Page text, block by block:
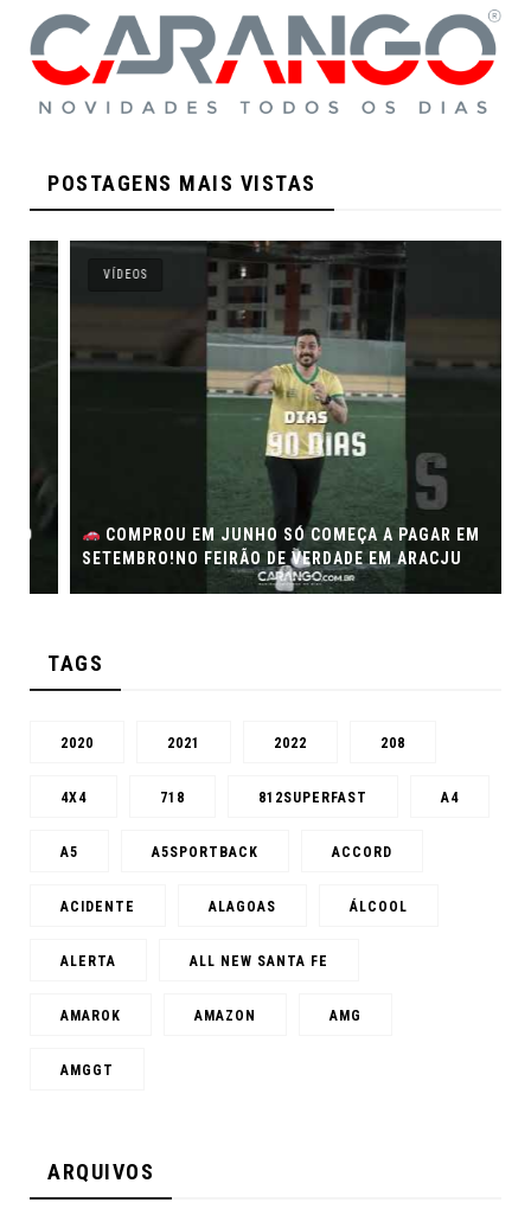
POSTAGENS MAIS VISTAS
VÍDEOS
COMPROU EM JUNHO SÓ COMEÇA A PAGAR EM
SETEMBRO!NO FEIRÃO DE VERDADE EM ARACJU
TAGS
2020 2021 2022 208
4X4 718 812SUPERFAST A4
A5 A5SPORTBACK ACCORD
ACIDENTE ALAGOAS ÁLCOOL
ALERTA ALL NEW SANTA FE
AMAROK AMAZON AMG
AMGGT
ARQUIVOS